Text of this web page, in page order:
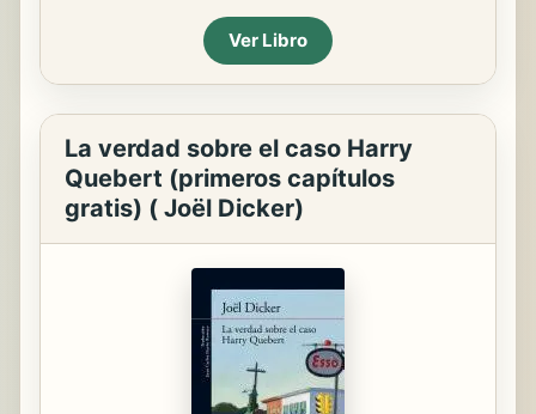
Ver Libro
La verdad sobre el caso Harry
Quebert (primeros capítulos
gratis) ( Joël Dicker)